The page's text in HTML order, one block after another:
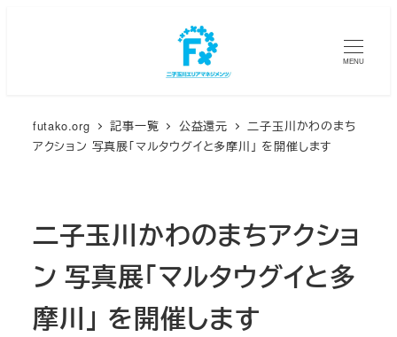
MENU
futako.org 記事一覧 公益還元
二子玉川かわのまち
アクション 写真展「マルタウグイと多摩川」 を開催します
二子玉川かわのまちアクショ
ン 写真展「マルタウグイと多
摩川」 を開催します